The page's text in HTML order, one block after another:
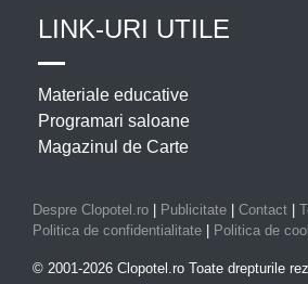
LINK-URI UTILE
Materiale educative
Programari saloane
Magazinul de Carte
Despre Clopotel.ro Publicitate Contact
Politica de confidentialitate
Politica de
© 2001-2026 Clopotel.ro Toate drepturile